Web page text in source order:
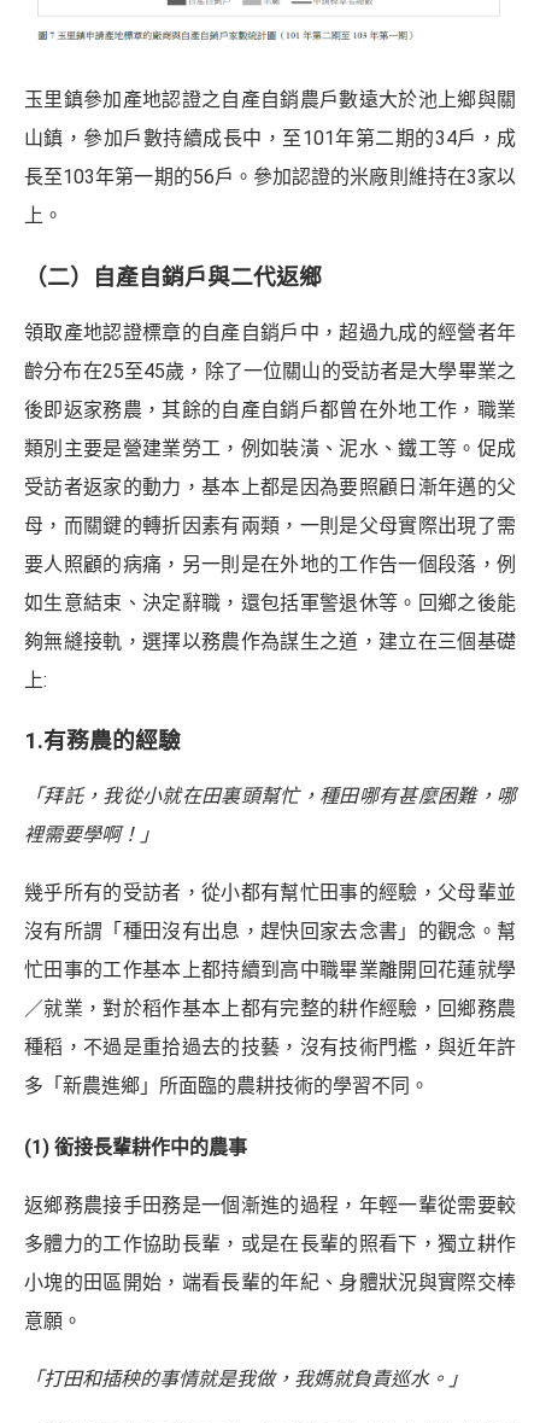
玉里鎮參加產地認證之自產自銷農戶數遠大於池上鄉與關
山鎮，參加戶數持續成長中，至101年第二期的34戶，成
長至103年第一期的56戶。參加認證的米廠則維持在3家以
上。
（二）自產自銷戶與二代返鄉
領取產地認證標章的自產自銷戶中，超過九成的經營者年
齡分布在25至45歲，除了一位關山的受訪者是大學畢業之
後即返家務農，其餘的自產自銷戶都曾在外地工作，職業
類別主要是營建業勞工，例如裝潢、泥水、鐵工等。促成
受訪者返家的動力，基本上都是因為要照顧日漸年邁的父
母，而關鍵的轉折因素有兩類，一則是父母實際出現了需
要人照顧的病痛，另一則是在外地的工作告一個段落，例
如生意結束、決定辭職，還包括軍警退休等。回鄉之後能
夠無縫接軌，選擇以務農作為謀生之道，建立在三個基礎
上:
1.有務農的經驗
「拜託，我從小就在田裏頭幫忙，種田哪有甚麼困難，哪
裡需要學啊！」
幾乎所有的受訪者，從小都有幫忙田事的經驗，父母輩並
沒有所謂「種田沒有出息，趕快回家去念書」的觀念。幫
忙田事的工作基本上都持續到高中職畢業離開回花蓮就學
／就業，對於稻作基本上都有完整的耕作經驗，回鄉務農
種稻，不過是重拾過去的技藝，沒有技術門檻，與近年許
多「新農進鄉」所面臨的農耕技術的學習不同。
(1) 銜接長輩耕作中的農事
返鄉務農接手田務是一個漸進的過程，年輕一輩從需要較
多體力的工作協助長輩，或是在長輩的照看下，獨立耕作
小塊的田區開始，端看長輩的年紀、身體狀況與實際交棒
意願。
「打田和插秧的事情就是我做，我媽就負責巡水。」